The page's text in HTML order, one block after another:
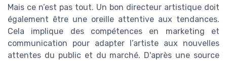
Mais ce n’est pas tout. Un bon directeur artistique doit
également être une oreille attentive aux tendances.
Cela implique des compétences en marketing et
communication pour adapter l’artiste aux nouvelles
attentes du public et du marché. D'après une source